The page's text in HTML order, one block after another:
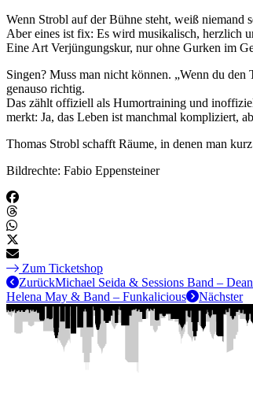
Wenn Strobl auf der Bühne steht, weiß niemand
Aber eines ist fix: Es wird musikalisch, herzlich
Eine Art Verjüngungskur, nur ohne Gurken im
Singen? Muss man nicht können. „Wenn du
genauso richtig.
Das zählt offiziell als Humortraining und
merkt: Ja, das Leben ist manchmal kompliziert,
Thomas Strobl schafft Räume, in denen man
Bildrechte: Fabio Eppensteiner
Zum Ticketshop
ZurückMichael Seida & Sessions Band –
Helena May & Band – Funkalicious
Nächster